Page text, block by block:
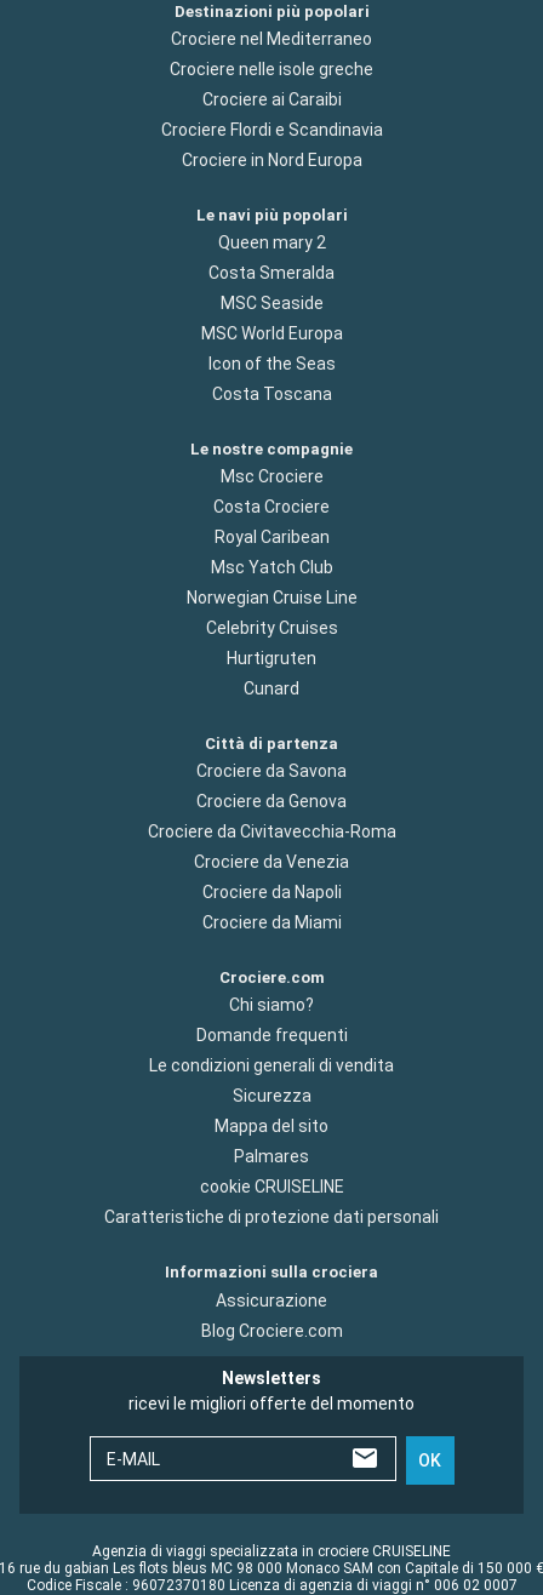
Destinazioni più popolari
Crociere nel Mediterraneo
Crociere nelle isole greche
Crociere ai Caraibi
Crociere Flordi e Scandinavia
Crociere in Nord Europa
Le navi più popolari
Queen mary 2
Costa Smeralda
MSC Seaside
MSC World Europa
Icon of the Seas
Costa Toscana
Le nostre compagnie
Msc Crociere
Costa Crociere
Royal Caribean
Msc Yatch Club
Norwegian Cruise Line
Celebrity Cruises
Hurtigruten
Cunard
Città di partenza
Crociere da Savona
Crociere da Genova
Crociere da Civitavecchia-Roma
Crociere da Venezia
Crociere da Napoli
Crociere da Miami
Crociere.com
Chi siamo?
Domande frequenti
Le condizioni generali di vendita
Sicurezza
Mappa del sito
Palmares
cookie CRUISELINE
Caratteristiche di protezione dati personali
Informazioni sulla crociera
Assicurazione
Blog Crociere.com
Newsletters
ricevi le migliori offerte del momento
E-MAIL OK
Agenzia di viaggi specializzata in crociere CRUISELINE
16 rue du gabian Les flots bleus MC 98 000 Monaco SAM con Capitale di 150 000 €
Codice Fiscale : 96072370180 Licenza di agenzia di viaggi n° 006 02 0007